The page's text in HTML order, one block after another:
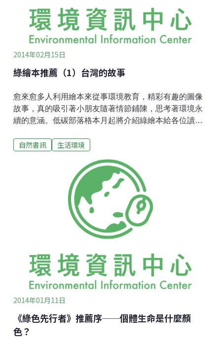
幻的東歐風筆觸風靡歐陸，也影響著後輩的繪本作家。
《海底威尼斯》與1974年出版時，他當然還不知道全球
暖化的問題，但那時威尼斯已因地層下陷與海水侵蝕所
苦，恰好
2014年02月15日
綠繪本推薦（1）台灣的故事
愈來愈多人利用繪本來從事環境教育，精彩有趣的圖像
故事，真的吸引著小朋友隨著情節鋪陳，思考著環境永
續的意涵。低碳部落格本月起將介紹綠繪本給各位讀
的綠繪本作品。《煙囪的故事》圖文：劉旭恭；出版
了，所以給了一些錢，把煙囪蓋在窮人家附近。有錢人
生產愈多東西，黑煙就排得愈多，結果黑煙讓窮人沒水
喝，海水上升淹沒窮人的房子。最後窮人決定關掉煙
囪，並且告訴有錢人，沒有煙囪還是可以生活啊。這個
故事源自於作者為科博館環境劇場設計的動畫，巧妙暗
喻了各國在地球暖化問題上的環境正義爭議：富有國家
指責發展中 國家排放大量溫室氣體，發展中國家則指稱
錢都是富有國家賺走。這是難得一見把「環境正義」講
的十分清楚 的故事，不過圖畫中會讓讀者誤以為「黑
煙」造成地球暖化，需要陪讀者講述的時候
自然書訊 生活環境
2014年01月11日
《綠色先行者》推薦序──個體生命是什麼顏
色？